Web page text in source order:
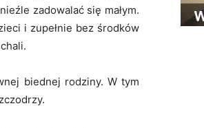
zadowalać się małym.
i zupełnie bez środków
biednej rodziny. W tym